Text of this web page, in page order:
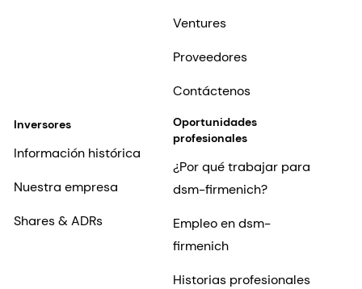
Ventures
Proveedores
Contáctenos
Inversores
Información histórica
Nuestra empresa
Shares & ADRs
Oportunidades
profesionales
¿Por qué trabajar para
dsm-firmenich?
Empleo en dsm-
firmenich
Historias profesionales